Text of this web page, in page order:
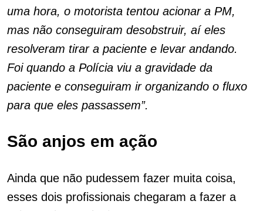
uma hora, o motorista tentou acionar a PM,
mas não conseguiram desobstruir, aí eles
resolveram tirar a paciente e levar andando.
Foi quando a Polícia viu a gravidade da
paciente e conseguiram ir organizando o fluxo
para que eles passassem”.
São anjos em ação
Ainda que não pudessem fazer muita coisa,
esses dois profissionais chegaram a fazer a